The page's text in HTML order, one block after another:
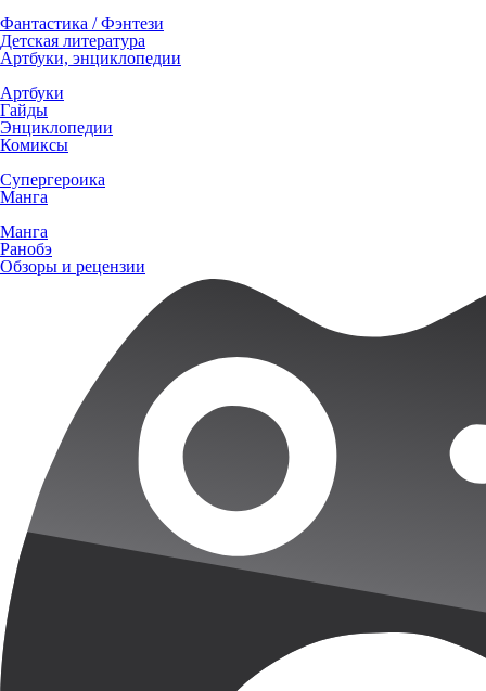
Фантастика / Фэнтези
Детская литература
Артбуки, энциклопедии
Артбуки
Гайды
Энциклопедии
Комиксы
Супергероика
Манга
Манга
Ранобэ
Обзоры и рецензии